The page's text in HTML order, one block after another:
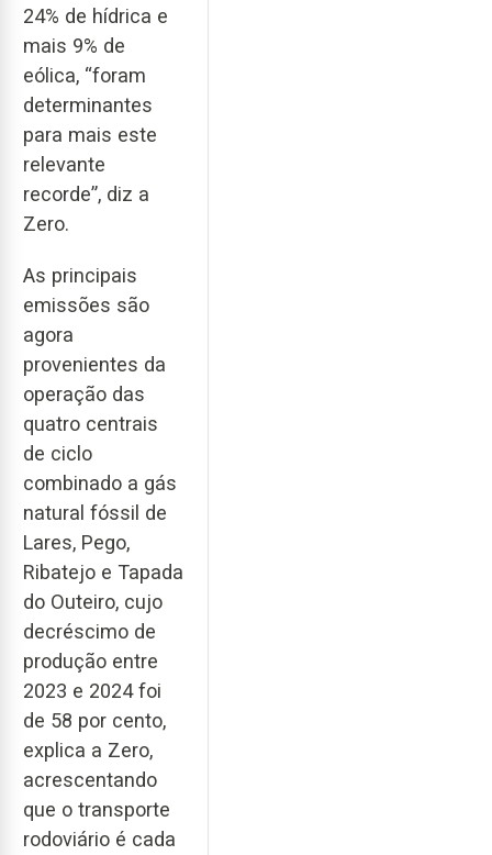
24% de hídrica e
mais 9% de
eólica, “foram
determinantes
para mais este
relevante
recorde”, diz a
Zero.
As principais
emissões são
agora
provenientes da
operação das
quatro centrais
de ciclo
combinado a gás
natural fóssil de
Lares, Pego,
Ribatejo e Tapada
do Outeiro, cujo
decréscimo de
produção entre
2023 e 2024 foi
de 58 por cento,
explica a Zero,
acrescentando
que o transporte
rodoviário é cada